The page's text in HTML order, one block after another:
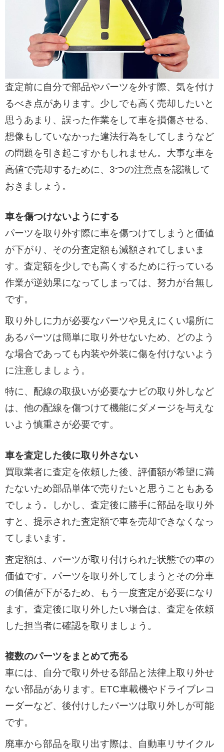
査定前に自分で部品やパーツを外す際、気を付け
るべき点があります。少しでも高く売却したいと
思うあまり、誤った作業をして車を損傷させる、
想像もしていなかった違法行為をしてしまうなど
の問題を引き起こすかもしれません。大事な車を
高値で売却するために、3つの注意点を認識して
おきましょう。
車を傷つけないようにする
パーツを取り外す際に車を傷つけてしまうと価値
が下がり、その分査定額も減額されてしまいま
す。査定額を少しでも高くするために行っている
作業が逆効果になってしまっては、努力が台無し
です。
取り外しに力が必要なパーツや見えにくい場所に
あるパーツは簡単に取り外せないため、どのよう
な場合であっても内装や外装に傷を付けないよう
に注意しましょう。
特に、配線の取扱いが必要なナビの取り外しなど
は、他の配線を傷つけて機能にダメージを与えな
いよう慎重さが必要です。
車を査定した後に取り外さない
買取業者に査定を依頼した後、評価額が希望に満
たないため部品単体で売りたいと思うこともある
でしょう。しかし、査定後に勝手に部品を取り外
すと、提示された査定額で車を売却できなくなっ
てしまいます。
査定額は、パーツが取り付けられた状態での車の
価値です。パーツを取り外してしまうとその分車
の価値が下がるため、もう一度査定が必要になり
ます。査定後に取り外したい場合は、査定を依頼
した担当者に確認を取りましょう。
複数のパーツをまとめて売る
車には、自分で取り外せる部品と法律上取り外せ
ない部品があります。ETC車載機やドライブレコ
ーダーなど、後付けしたパーツは取り外しが可能
です。
廃車から部品を取り出す際は、自動車リサイクル